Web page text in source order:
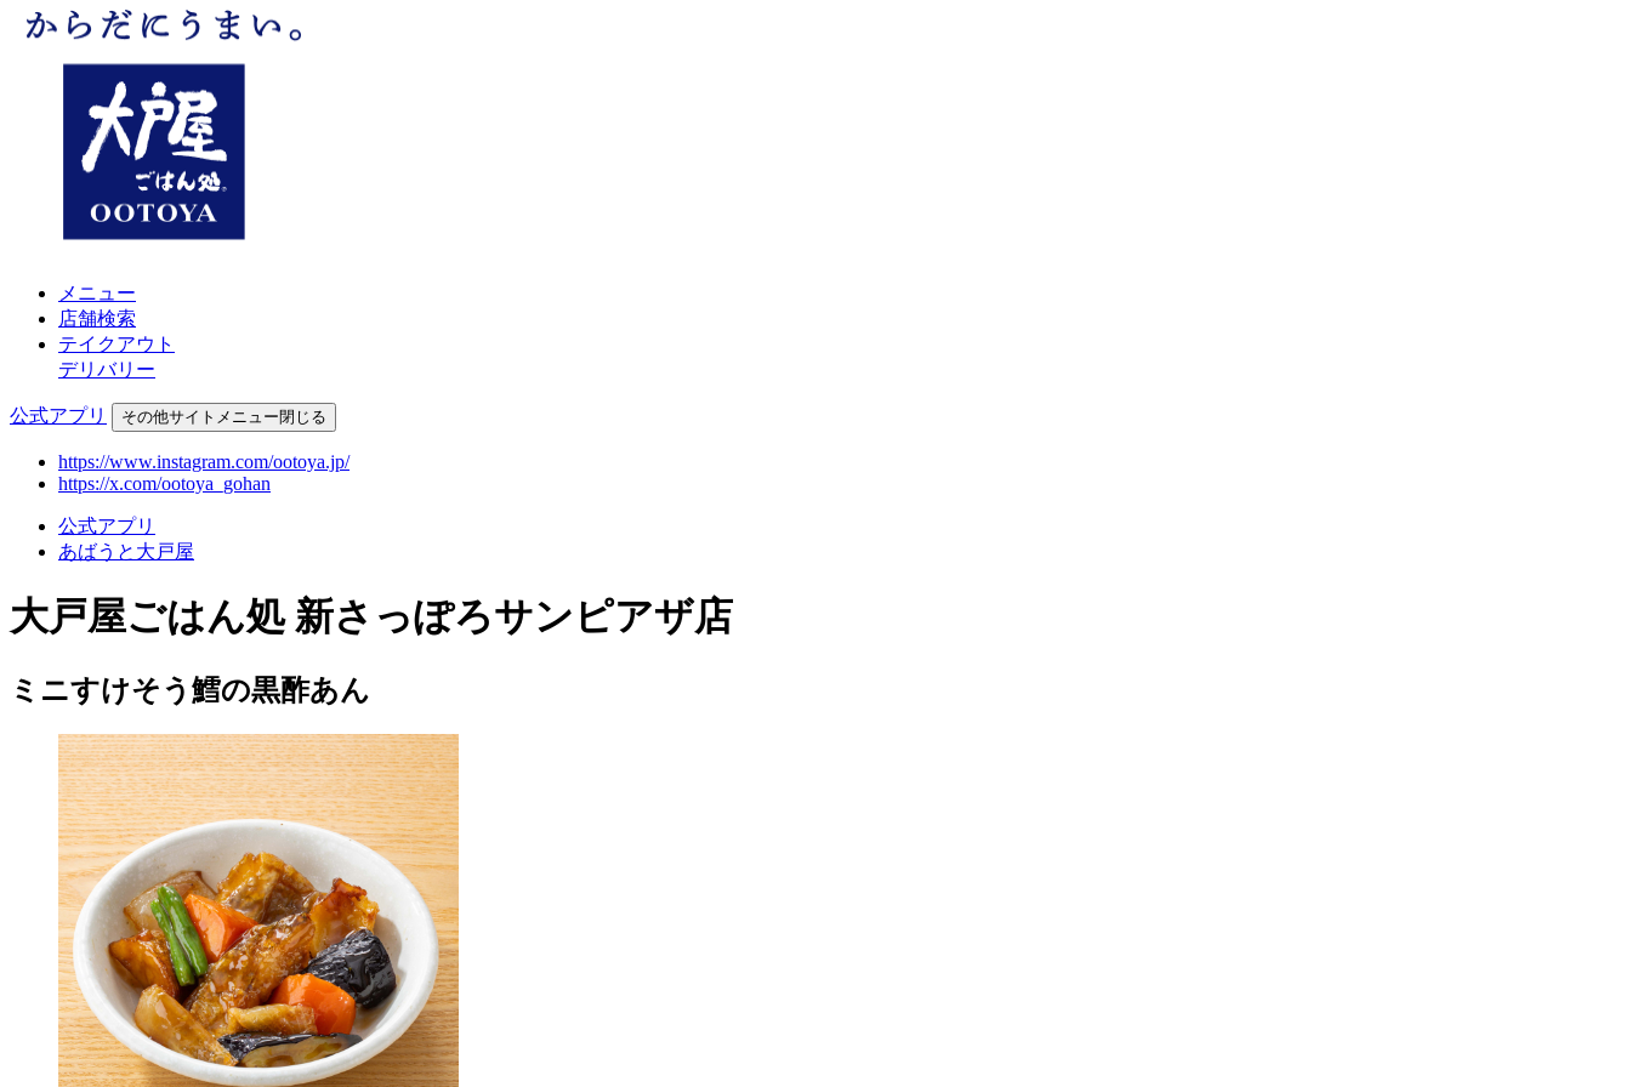
メニュー
店舗検索
テイクアウト
デリバリー
公式アプリ その他サイトメニュー閉じる
https://www.instagram.com/ootoya.jp/
https://x.com/ootoya_gohan
公式アプリ
あばうと大戸屋
大戸屋ごはん処 新さっぽろサンピアザ店
ミニすけそう鱈の黒酢あん